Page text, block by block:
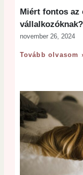
Miért fontos az
vállalkozóknak?
november 26, 2024
Tovább olvasom